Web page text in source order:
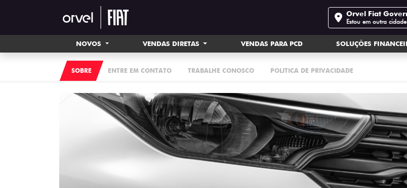
Orvel Fiat
Estou em outra cidade
NOVOS VENDAS DIRETAS VENDAS PARA PCD SOLUÇÕES
SOBRE ENTRE EM CONTATO TRABALHE CONOSCO POLITICA DE PRIVACIDADE